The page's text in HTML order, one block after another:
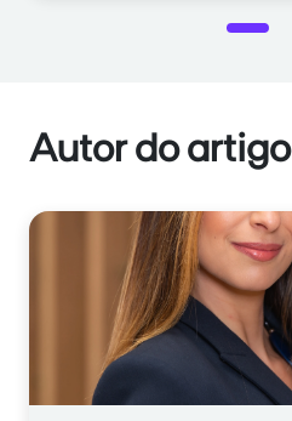
Autor do artigo